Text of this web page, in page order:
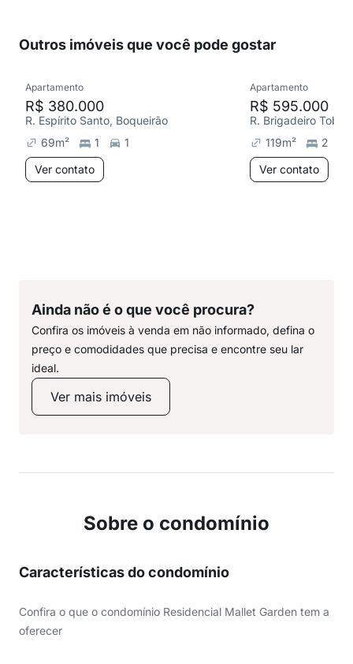
Outros imóveis que você pode gostar
Apartamento
R$ 380.000
R. Espírito Santo, Boqueirão
69m² 1
1
Ver contato
Apartamento
R$ 595.000
R. Brigadeiro
119m²
2
Ver contato
Ainda não é o que você procura?
Confira os imóveis à venda em não informado, defina o
preço e comodidades que precisa e encontre seu lar
ideal.
Ver mais imóveis
Sobre o condomínio
Características do condomínio
Confira o que o condomínio Residencial Mallet Garden tem a
oferecer